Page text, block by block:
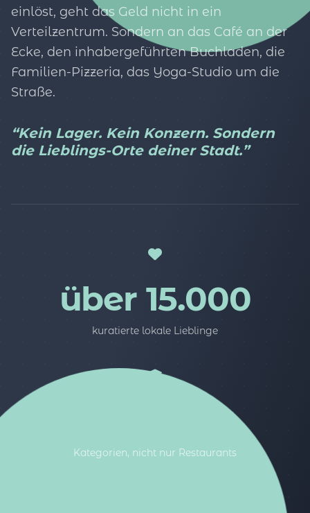
einlöst, geht das Geld nicht in ein
Verteilzentrum. Sondern an das Café an der
Ecke, den inhabergeführten Buchladen, die
Familien-Pizzeria, das Yoga-Studio um die
Straße.
“Kein Lager. Kein Konzern. Sondern
die Lieblings-Orte deiner Stadt.”
über 15.000
kuratierte lokale Lieblinge
Kategorien, nicht nur Restaurants